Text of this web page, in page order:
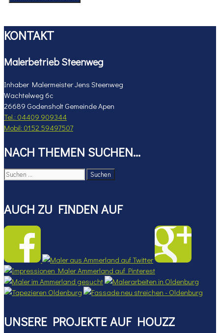
KONTAKT
Malerbetrieb Steenweg
Inhaber Malermeister Jens Steenweg
Wachtelweg 6c
26689 Godensholt Gemeinde Apen
Tel.: 04409 909344
Mobil: 0152 59497507
NACH THEMEN SUCHEN…
Suchen
AUCH ZU FINDEN AUF
UNSERE PROJEKTE AUF HOUZZ